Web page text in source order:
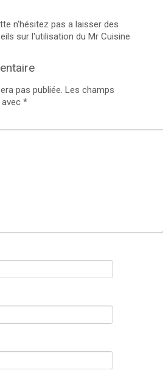
n'hésitez pas a laisser des
sur l'utilisation du Mr Cuisine
pas publiée. Les champs
*